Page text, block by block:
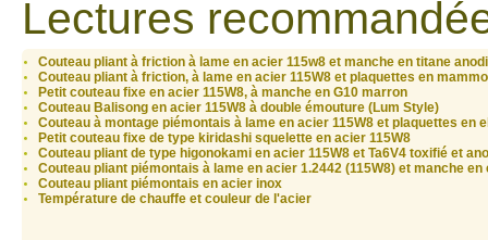
Lectures
Couteau pliant à friction à lame en acier 115w8 et manche en titane
Couteau pliant à friction, à lame en acier 115W8 et plaquettes en
Petit couteau fixe en acier 115W8, à manche en G10 marron
Couteau Balisong en acier 115W8 à double émouture (Lum Style)
Couteau à montage piémontais à lame en acier 115W8 et plaquettes en
Petit couteau fixe de type kiridashi squelette en acier 115W8
Couteau pliant de type higonokami en acier 115W8 et Ta6V4 toxifié et
Couteau pliant piémontais à lame en acier 1.2442 (115W8) et manche en
Couteau pliant piémontais en acier inox
Température de chauffe et couleur de l'acier